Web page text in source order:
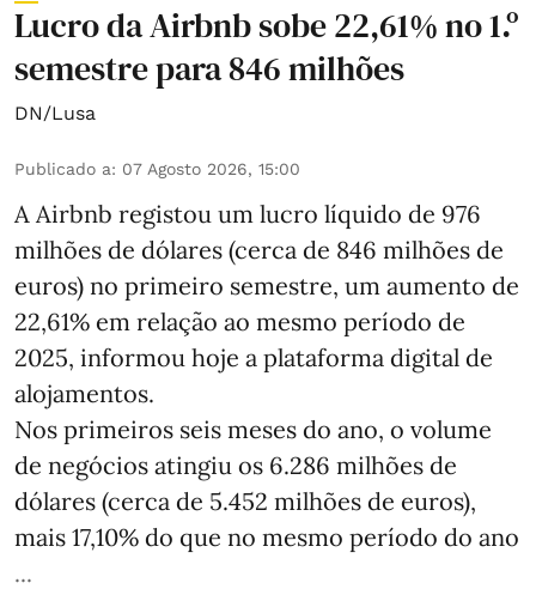
Lucro da Airbnb sobe 22,61% no 1.º
semestre para 846 milhões
DN/Lusa
Publicado a: 07 Agosto 2026, 15:00
A Airbnb registou um lucro líquido de 976
milhões de dólares (cerca de 846 milhões de
euros) no primeiro semestre, um aumento de
22,61% em relação ao mesmo período de
2025, informou hoje a plataforma digital de
alojamentos.
Nos primeiros seis meses do ano, o volume
de negócios atingiu os 6.286 milhões de
dólares (cerca de 5.452 milhões de euros),
mais 17,10% do que no mesmo período do ano
...